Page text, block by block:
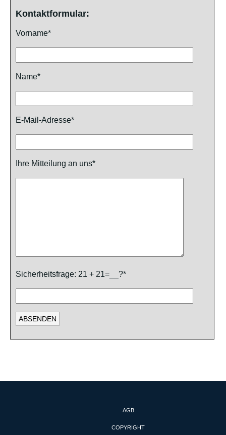
Kontaktformular:
Vorname*
Name*
E-Mail-Adresse*
Ihre Mitteilung an uns*
Sicherheitsfrage: 21 + 21=__?*
AGB
COPYRIGHT